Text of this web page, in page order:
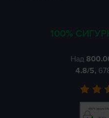
100%
Над
4.8/5,